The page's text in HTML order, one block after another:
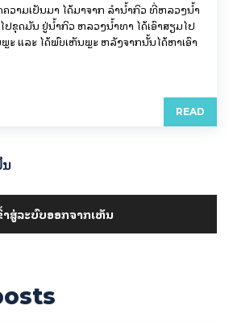
ວາມເປັນມາ ໄດ້ມາຈາກ ລຳນ້ຳກິວ ທີ່ຫລວງນ້ຳ
ປຂຸດມັນ ຢູ່ນ້ຳກິວ ຫລວງນ້ຳທາ ໄດ້ເອົາສຽມໄປ
ະ ແລະ ໄດ້ພົບເຫັນພຼະ ຫລັງຈາກນັ້ນໄດ້ຫາເອົາ
READ
ນ
າ​ສູ່​ລະ​ບົບ​ອອກ​ຈາກ​ເຫັນ